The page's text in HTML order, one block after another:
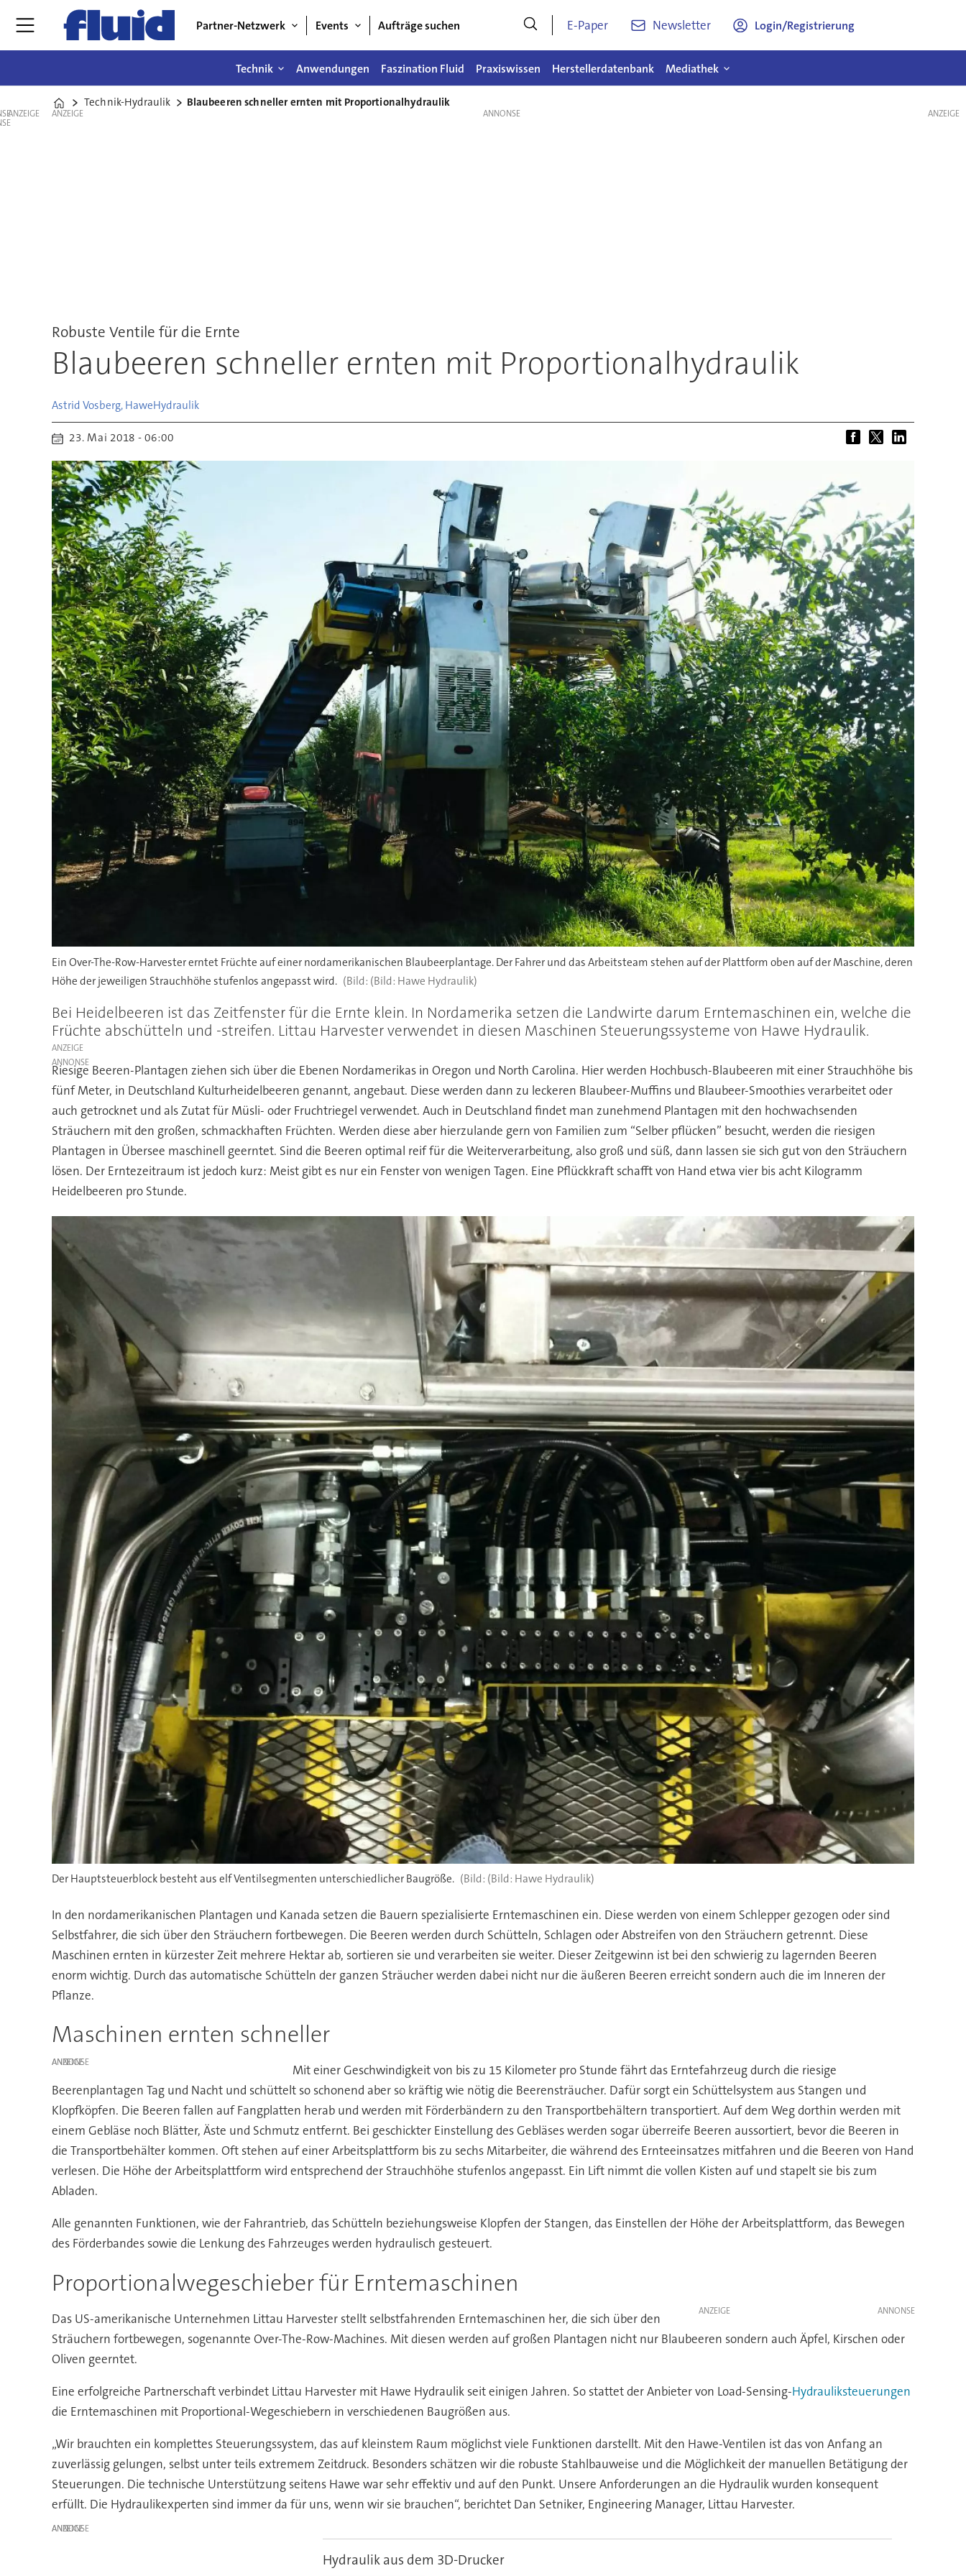
Partner-Netzwerk Events Aufträge suchen E-Paper Newsletter Login/Registrierung
Technik Anwendungen Faszination Fluid Praxiswissen Herstellerdatenbank Mediathek
Home
Technik-Hydraulik Blaubeeren schneller ernten mit Proportionalhydraulik
ANZEIGE ANZEIGE
Robuste Ventile für die Ernte
Blaubeeren schneller ernten mit Proportionalhydraulik
Astrid Vosberg, HaweHydraulik
23. Mai 2018 - 06:00
Ein Over-The-Row-Harvester erntet Früchte auf einer nordamerikanischen Blaubeerplantage. Der Fahrer und das Arbeitsteam stehen auf der Plattform oben auf der Maschine, deren
Höhe der jeweiligen Strauchhöhe stufenlos angepasst wird.
(Bild: Hawe Hydraulik)
Bei Heidelbeeren ist das Zeitfenster für die Ernte klein. In Nordamerika setzen die Landwirte darum Erntemaschinen ein, welche die
Früchte abschütteln und -streifen. Littau Harvester verwendet in diesen Maschinen Steuerungssysteme von Hawe Hydraulik.
ANZEIGE
Riesige Beeren-Plantagen ziehen sich über die Ebenen Nordamerikas in Oregon und North Carolina. Hier werden Hochbusch-Blaubeeren mit einer Strauchhöhe bis
fünf Meter, in Deutschland Kulturheidelbeeren genannt, angebaut. Diese werden dann zu leckeren Blaubeer-Muffins und Blaubeer-Smoothies verarbeitet oder
auch getrocknet und als Zutat für Müsli- oder Fruchtriegel verwendet. Auch in Deutschland findet man zunehmend Plantagen mit den hochwachsenden
Sträuchern mit den großen, schmackhaften Früchten. Werden diese aber hierzulande gern von Familien zum “Selber pflücken” besucht, werden die riesigen
Plantagen in Übersee maschinell geerntet. Sind die Beeren optimal reif für die Weiterverarbeitung, also groß und süß, dann lassen sie sich gut von den Sträuchern
lösen. Der Erntezeitraum ist jedoch kurz: Meist gibt es nur ein Fenster von wenigen Tagen. Eine Pflückkraft schafft von Hand etwa vier bis acht Kilogramm
Heidelbeeren pro Stunde.
Der Hauptsteuerblock besteht aus elf Ventilsegmenten unterschiedlicher Baugröße. (Bild: Hawe Hydraulik)
In den nordamerikanischen Plantagen und Kanada setzen die Bauern spezialisierte Erntemaschinen ein. Diese werden von einem Schlepper gezogen oder sind
Selbstfahrer, die sich über den Sträuchern fortbewegen. Die Beeren werden durch Schütteln, Schlagen oder Abstreifen von den Sträuchern getrennt. Diese
Maschinen ernten in kürzester Zeit mehrere Hektar ab, sortieren sie und verarbeiten sie weiter. Dieser Zeitgewinn ist bei den schwierig zu lagernden Beeren
enorm wichtig. Durch das automatische Schütteln der ganzen Sträucher werden dabei nicht nur die äußeren Beeren erreicht sondern auch die im Inneren der
Pflanze.
Maschinen ernten schneller
ANZEIGE
Mit einer Geschwindigkeit von bis zu 15 Kilometer pro Stunde fährt das Erntefahrzeug durch die riesige
Beerenplantagen Tag und Nacht und schüttelt so schonend aber so kräftig wie nötig die Beerensträucher. Dafür sorgt ein Schüttelsystem aus Stangen und
Klopfköpfen. Die Beeren fallen auf Fangplatten herab und werden mit Förderbändern zu den Transportbehältern transportiert. Auf dem Weg dorthin werden mit
einem Gebläse noch Blätter, Äste und Schmutz entfernt. Bei geschickter Einstellung des Gebläses werden sogar überreife Beeren aussortiert, bevor die Beeren in
die Transportbehälter kommen. Oft stehen auf einer Arbeitsplattform bis zu sechs Mitarbeiter, die während des Ernteeinsatzes mitfahren und die Beeren von Hand
verlesen. Die Höhe der Arbeitsplattform wird entsprechend der Strauchhöhe stufenlos angepasst. Ein Lift nimmt die vollen Kisten auf und stapelt sie bis zum
Abladen.
Alle genannten Funktionen, wie der Fahrantrieb, das Schütteln beziehungsweise Klopfen der Stangen, das Einstellen der Höhe der Arbeitsplattform, das Bewegen
des Förderbandes sowie die Lenkung des Fahrzeuges werden hydraulisch gesteuert.
Proportionalwegeschieber für Erntemaschinen
ANZEIGE
Das US-amerikanische Unternehmen Littau Harvester stellt selbstfahrenden Erntemaschinen her, die sich über den
Sträuchern fortbewegen, sogenannte Over-The-Row-Machines. Mit diesen werden auf großen Plantagen nicht nur Blaubeeren sondern auch Äpfel, Kirschen oder
Oliven geerntet.
Eine erfolgreiche Partnerschaft verbindet Littau Harvester mit Hawe Hydraulik seit einigen Jahren. So stattet der Anbieter von Load-Sensing-Hydrauliksteuerungen
die Erntemaschinen mit Proportional-Wegeschiebern in verschiedenen Baugrößen aus.
„Wir brauchten ein komplettes Steuerungssystem, das auf kleinstem Raum möglichst viele Funktionen darstellt. Mit den Hawe-Ventilen ist das von Anfang an
zuverlässig gelungen, selbst unter teils extremem Zeitdruck. Besonders schätzen wir die robuste Stahlbauweise und die Möglichkeit der manuellen Betätigung der
Steuerungen. Die technische Unterstützung seitens Hawe war sehr effektiv und auf den Punkt. Unsere Anforderungen an die Hydraulik wurden konsequent
erfüllt. Die Hydraulikexperten sind immer da für uns, wenn wir sie brauchen“, berichtet Dan Setniker, Engineering Manager, Littau Harvester.
ANZEIGE
Hydraulik aus dem 3D-Drucker
ANZEIGE